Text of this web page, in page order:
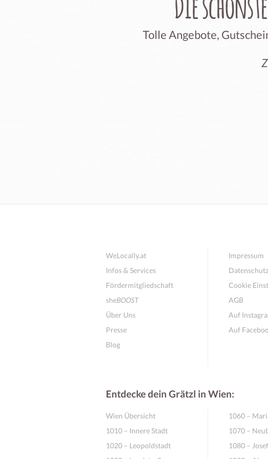
Tolle Angebote,
WeLocally.at
Infos & Services
Fördermitgliedschaft
sheBOOST
Über Uns
Presse
Blog
Impressum
Cookie
AGB
Auf
Auf
Entdecke dein Grätzl in Wien:
Wien Übersicht
1010 – Innere Stadt
1020 – Leopoldstadt
1060 –
1070 –
1080 –